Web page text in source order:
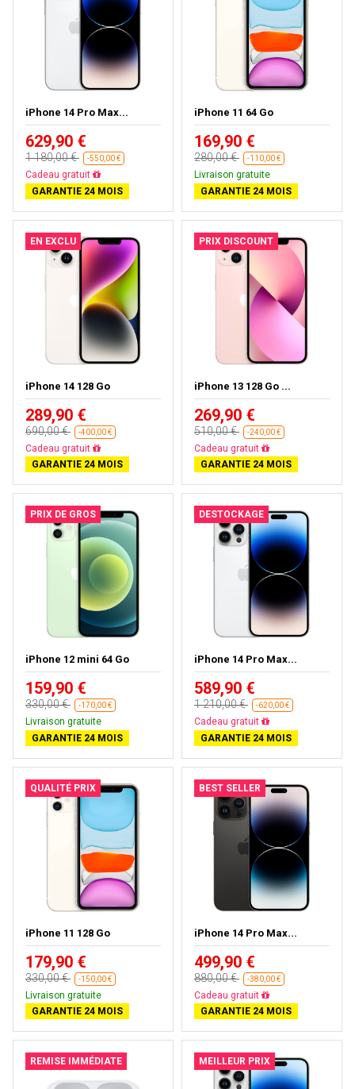
iPhone 14 Pro Max...
629,90 €
1 180,00 € -550,00 €
Livraison gratuite
GARANTIE 24 MOIS
iPhone 11 64 Go
169,90 €
280,00 € -110,00 €
Livraison gratuite
GARANTIE 24 MOIS
EN EXCLU
iPhone 14 128 Go
289,90 €
690,00 € -400,00 €
Livraison gratuite
GARANTIE 24 MOIS
PRIX DISCOUNT
iPhone 13 128 Go ...
269,90 €
510,00 € -240,00 €
Livraison gratuite
GARANTIE 24 MOIS
PRIX DE GROS
iPhone 12 mini 64 Go
159,90 €
330,00 € -170,00 €
Livraison gratuite
GARANTIE 24 MOIS
DESTOCKAGE
iPhone 14 Pro Max...
589,90 €
1 210,00 € -620,00 €
Livraison gratuite
GARANTIE 24 MOIS
QUALITÉ PRIX
iPhone 11 128 Go
179,90 €
330,00 € -150,00 €
Livraison gratuite
GARANTIE 24 MOIS
BEST SELLER
iPhone 14 Pro Max...
499,90 €
880,00 € -380,00 €
Livraison gratuite
GARANTIE 24 MOIS
REMISE IMMÉDIATE MEILLEUR PRIX